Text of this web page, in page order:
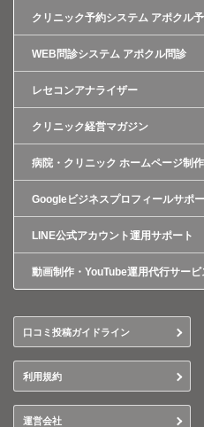
クリニック予約システム アポクル
WEB問診システム アポクル問診
レセコンアナライザー
クリニック経営マガジン
病院・クリニック ホームページ制作
Googleビジネスプロフィールサポ
LINE公式アカウント運用サポート
動画制作・YouTube運用代行サー
口コミ投稿ガイドライン
利用規約
運営会社